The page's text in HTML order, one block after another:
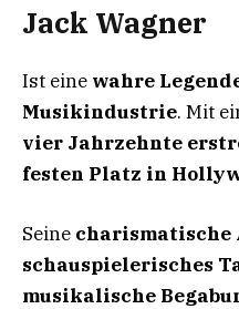
Jack Wagner
Ist eine wahre
Musikindustrie. Mit
vier Jahrzehnte
festen Platz in
Seine charismatische
schauspielerisches
musikalische